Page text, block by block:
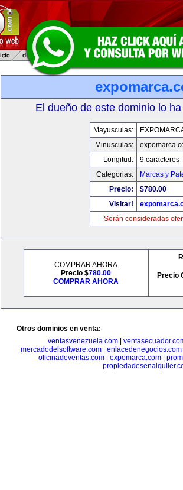
El dueño de este dominio lo
Mayusculas:
Minusculas:
Longitud:
9 caracteres
Categorias:
Marcas y
Precio:
$780.00
Visitar!
Serán consideradas
COMPRAR AHORA
Precio $780.00
COMPRAR AHORA
Precio
Otros dominios en venta:
ventasvenezuela.com|
mercadodelsoftware.com
enlacedenegocios.com
oficinadeventas.com
expomarca.com